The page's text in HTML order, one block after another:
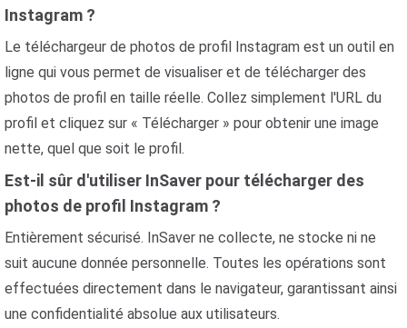
Instagram ?
Le téléchargeur de photos de profil Instagram est un outil en
ligne qui vous permet de visualiser et de télécharger des
photos de profil en taille réelle. Collez simplement l'URL du
profil et cliquez sur « Télécharger » pour obtenir une image
nette, quel que soit le profil.
Est-il sûr d'utiliser InSaver pour télécharger des
photos de profil Instagram ?
Entièrement sécurisé. InSaver ne collecte, ne stocke ni ne
suit aucune donnée personnelle. Toutes les opérations sont
effectuées directement dans le navigateur, garantissant ainsi
une confidentialité absolue aux utilisateurs.